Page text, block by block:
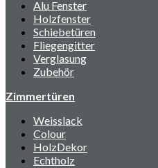
Alu Fenster
Holzfenster
Schiebetüren
Fliegengitter
Verglasung
Zubehör
Zimmertüren
Weisslack
Colour
HolzDekor
Echtholz